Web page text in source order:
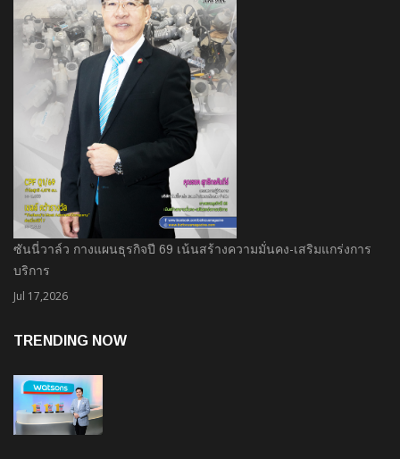
ซันนี่วาล์ว กางแผนธุรกิจปี 69 เน้นสร้างความมั่นคง-เสริมแกร่งการ
บริการ
Jul 17,2026
TRENDING NOW